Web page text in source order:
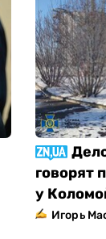
говорят
у
Игорь